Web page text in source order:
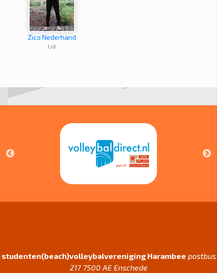
Zico Nederhand
Lid
studenten(beach)volleybalvereniging Harambee postbus
217 7500 AE Enschede